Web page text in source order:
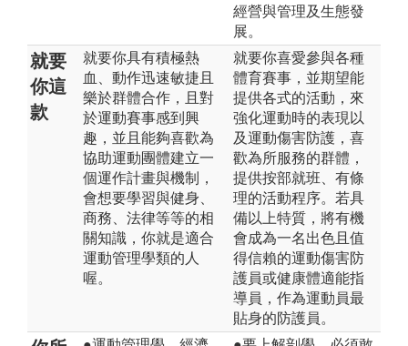
經營與管理及生態發
展。
就要
你這
款
就要你具有積極熱
血、動作迅速敏捷且
樂於群體合作，且對
於運動賽事感到興
趣，並且能夠喜歡為
協助運動團體建立一
個運作計畫與機制，
會想要學習與健身、
商務、法律等等的相
關知識，你就是適合
運動管理學類的人
喔。
就要你喜愛參與各種
體育賽事，並期望能
提供各式的活動，來
強化運動時的表現以
及運動傷害防護，喜
歡為所服務的群體，
提供按部就班、有條
理的活動程序。若具
備以上特質，將有機
會成為一名出色且值
得信賴的運動傷害防
護員或健康體適能指
導員，作為運動員最
貼身的防護員。